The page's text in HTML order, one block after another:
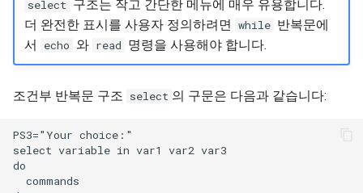
select 구조는 작고 간단한 메뉴에 매우 유용합니다.
더 완전한 표시를 사용자 정의하려면 while 반복문에
서
echo 와 read 명령을 사용해야 합니다.
조건부 반복문 구조 select 의 구문은 다음과 같습니다:
PS3="Your choice:"
select variable in var1 var2 var3
do
  commands